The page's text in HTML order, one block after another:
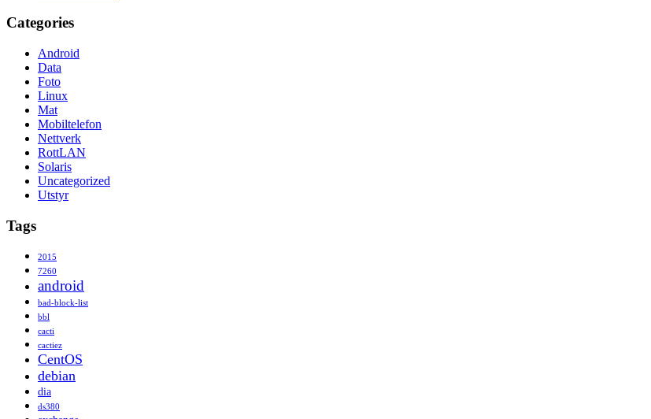
Categories
Android
Data
Foto
Linux
Mat
Mobiltelefon
Nettverk
RottLAN
Solaris
Uncategorized
Utstyr
Tags
2015
7260
android
bad-block-list
bbl
cacti
cactiez
CentOS
debian
dia
ds380